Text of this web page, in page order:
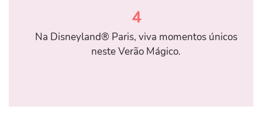
4
Na Disneyland® Paris, viva momentos únicos
neste Verão Mágico.